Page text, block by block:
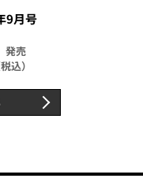
9月号
発売
込）